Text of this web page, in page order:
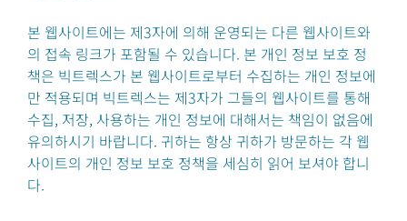
본 웹사이트에는 제3자에 의해 운영되는 다른 웹사이트와
의 접속 링크가 포함될 수 있습니다. 본 개인 정보 보호 정
책은 빅트렉스가 본 웹사이트로부터 수집하는 개인 정보에
만 적용되며 빅트렉스는 제3자가 그들의 웹사이트를 통해
수집, 저장, 사용하는 개인 정보에 대해서는 책임이 없음에
유의하시기 바랍니다. 귀하는 항상 귀하가 방문하는 각 웹
사이트의 개인 정보 보호 정책을 세심히 읽어 보셔야 합니
다.